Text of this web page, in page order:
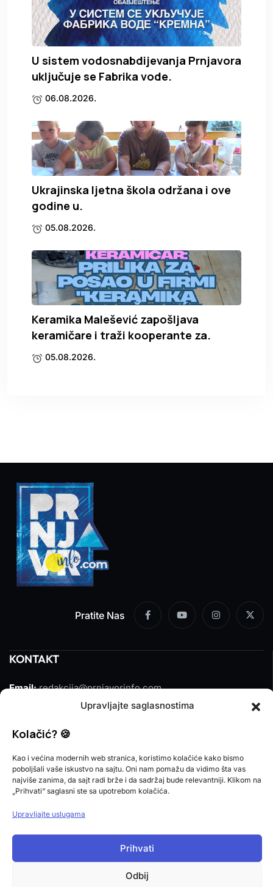
Upravljajte saglasnostima
Kolačić? 🍪
Kao i većina modernih web stranica, koristimo kolačiće kako bismo
poboljšali vaše iskustvo na sajtu. Oni nam pomažu da vidimo šta vas
najviše zanima, da sajt radi brže i da sadržaj bude relevantniji. Klikom na
„Prihvati“ saglasni ste sa upotrebom kolačića.
Upravljajte uslugama
Prihvati
Odbij
U sistem vodosnabdijevanja Prnjavora
uključuje se Fabrika vode.
06.08.2026.
Ukrajinska ljetna škola održana i ove
godine u.
05.08.2026.
Keramika Malešević zapošljava
keramičare i traži kooperante za.
05.08.2026.
Pratite Nas
KONTAKT
Email: redakcija@prnjavorinfo.com
(+387)065 609 937
Email: marketing@prnjavorinfo.com
Telefon: (+387)065 955 355
Imate vijest za nas? Javite nam se na
redakcija@prnjavorinfo.com